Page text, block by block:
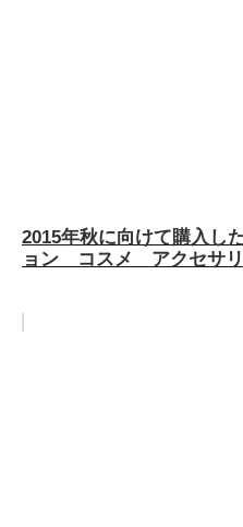
2015年秋に向けて購入
ョン コスメ アクセサ